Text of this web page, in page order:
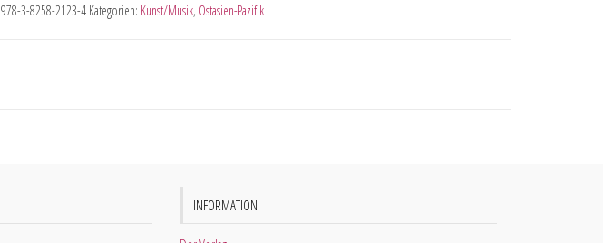
978-3-8258-2123-4 Kategorien: Kunst/Musik, Ostasien-Pazifik
INFORMATION